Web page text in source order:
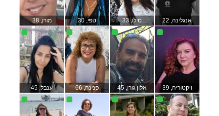
מורן, 38 טפי, 30 סילו, 33 אנגלינה, 22
ענבל, 45 פנינה, 66 אלון גורן, 45 ויקטוריה, 39